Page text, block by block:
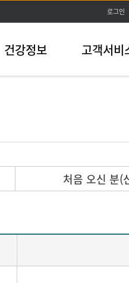
바로가기
로그인
건강정보 고객서비
처음 오신 분(